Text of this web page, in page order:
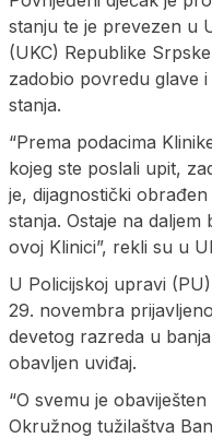
stanju te je prevezen u
(UKC) Republike
zadobio povredu glave
stanja.
“Prema podacima
kojeg ste poslali upit,
je, dijagnostički
stanja. Ostaje na
ovoj Klinici”, rekli su u
U Policijskoj upravi
29. novembra
devetog razreda u
obavljen uviđaj.
“O svemu je
Okružnog tužilaštva